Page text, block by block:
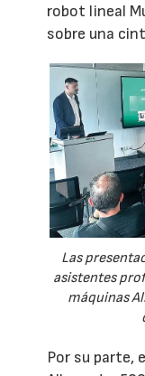
robot lineal
sobre una
Las
asistentes
máquinas
Por su parte,